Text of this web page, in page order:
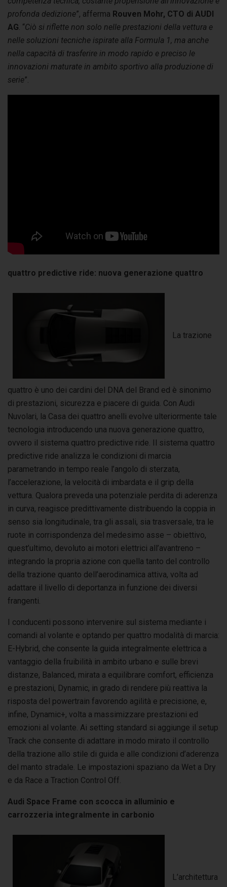
profonda dedizione”, afferma Rouven Mohr, CTO di AUDI
AG. “Ciò si riflette non solo nelle prestazioni della vettura e
nelle soluzioni tecniche ispirate alla Formula 1, ma anche
nella capacità di trasferire in modo rapido e preciso le
innovazioni maturate in ambito sportivo alla produzione di
serie”.
quattro predictive ride: nuova generazione quattro
La trazione
quattro è uno dei cardini del DNA del Brand ed è sinonimo
di prestazioni, sicurezza e piacere di guida. Con Audi
Nuvolari, la Casa dei quattro anelli evolve ulteriormente tale
tecnologia introducendo una nuova generazione quattro,
ovvero il sistema quattro predictive ride. Il sistema quattro
predictive ride analizza le condizioni di marcia
parametrando in tempo reale l’angolo di sterzata,
l’accelerazione, la velocità di imbardata e il grip della
vettura. Qualora preveda una potenziale perdita di aderenza
in curva, reagisce predittivamente distribuendo la coppia in
senso sia longitudinale, tra gli assali, sia trasversale, tra le
ruote in corrispondenza del medesimo asse – obiettivo,
quest’ultimo, devoluto ai motori elettrici all’avantreno –
integrando la propria azione con quella tanto del controllo
della trazione quanto dell’aerodinamica attiva, volta ad
adattare il livello di deportanza in funzione dei diversi
frangenti.
I conducenti possono intervenire sul sistema mediante i
comandi al volante e optando per quattro modalità di marcia:
E-Hybrid, che consente la guida integralmente elettrica a
vantaggio della fruibilità in ambito urbano e sulle brevi
distanze, Balanced, mirata a equilibrare comfort, efficienza
e prestazioni, Dynamic, in grado di rendere più reattiva la
risposta del powertrain favorendo agilità e precisione, e,
infine, Dynamic+, volta a massimizzare prestazioni ed
emozioni al volante. Ai setting standard si aggiunge il setup
Track che consente di adattare in modo mirato il controllo
della trazione allo stile di guida e alle condizioni d’aderenza
del manto stradale. Le impostazioni spaziano da Wet a Dry
e da Race a Traction Control Off.
Audi Space Frame con scocca in alluminio e
carrozzeria integralmente in carbonio
L’architettura